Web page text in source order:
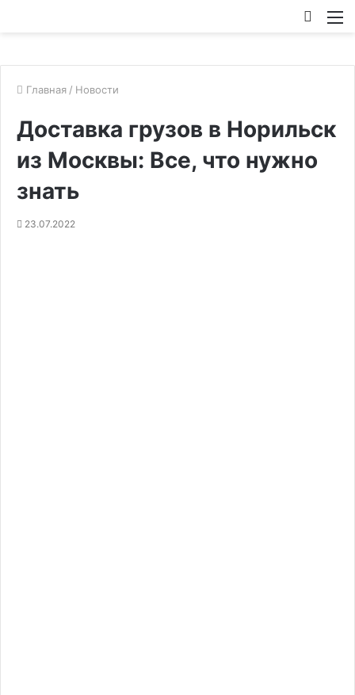
Главная / Новости
Доставка грузов в Норильск
из Москвы: Все, что нужно
знать
23.07.2022